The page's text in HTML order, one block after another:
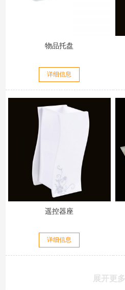
物品托盘
详细信息
遥控器座
详细信息
展开更多